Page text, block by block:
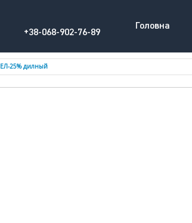
+38-068-902-76-89
Головна
ЕЛ-25% дилный